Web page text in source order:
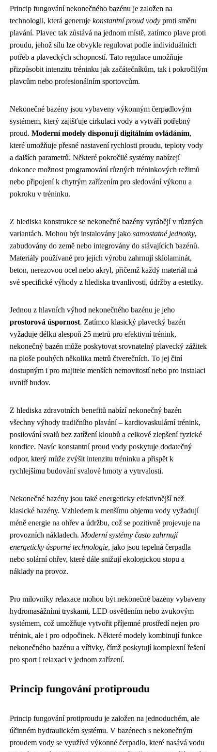
Princip fungování nekonečného bazénu je založen na
technologii, která generuje konstantní proud vody proti směru
plavání. Plavec tak zůstává na jednom místě, zatímco plave proti
proudu, jehož sílu lze obvykle regulovat podle individuálních
potřeb a plaveckých schopností. Tato regulace umožňuje
přizpůsobit intenzitu tréninku jak začátečníkům, tak i pokročilým
plavcům nebo profesionálním sportovcům.
Nekonečné bazény jsou vybaveny výkonným čerpadlovým
systémem, který zajišťuje cirkulaci vody a vytváří potřebný
proud. Moderní modely disponují digitálním ovládáním,
které umožňuje přesné nastavení rychlosti proudu, teploty vody
a dalších parametrů. Některé pokročilé systémy nabízejí
dokonce možnost programování různých tréninkových režimů
nebo připojení k chytrým zařízením pro sledování výkonu a
pokroku v tréninku.
Z hlediska konstrukce se nekonečné bazény vyrábějí v různých
variantách. Mohou být instalovány jako samostatné jednotky,
zabudovány do země nebo integrovány do stávajících bazénů.
Materiály používané pro jejich výrobu zahrnují sklolaminát,
beton, nerezovou ocel nebo akryl, přičemž každý materiál má
své specifické výhody z hlediska trvanlivosti, údržby a estetiky.
Jednou z hlavních výhod nekonečného bazénu je jeho
prostorová úspornost. Zatímco klasický plavecký bazén
vyžaduje délku alespoň 25 metrů pro efektivní trénink,
nekonečný bazén může poskytovat srovnatelný plavecký zážitek
na ploše pouhých několika metrů čtverečních. To jej činí
dostupným i pro majitele menších nemovitostí nebo pro instalaci
uvnitř budov.
Z hlediska zdravotních benefitů nabízí nekonečný bazén
všechny výhody tradičního plavání – kardiovaskulární trénink,
posilování svalů bez zatížení kloubů a celkové zlepšení fyzické
kondice. Navíc konstantní proud vody poskytuje dodatečný
odpor, který může zvýšit intenzitu tréninku a přispět k
rychlejšímu budování svalové hmoty a vytrvalosti.
Nekonečné bazény jsou také energeticky efektivnější než
klasické bazény. Vzhledem k menšímu objemu vody vyžadují
méně energie na ohřev a údržbu, což se pozitivně projevuje na
provozních nákladech. Moderní systémy často zahrnují
energeticky úsporné technologie, jako jsou tepelná čerpadla
nebo solární ohřev, které dále snižují ekologickou stopu a
náklady na provoz.
Pro milovníky relaxace mohou být nekonečné bazény vybaveny
hydromasážními tryskami, LED osvětlením nebo zvukovým
systémem, což umožňuje vytvořit příjemné prostředí nejen pro
trénink, ale i pro odpočinek. Některé modely kombinují funkce
nekonečného bazénu a vířivky, čímž poskytují komplexní řešení
pro sport i relaxaci v jednom zařízení.
Princip fungování protiproudu
Princip fungování protiproudu je založen na jednoduchém, ale
účinném hydraulickém systému. V bazénech s nekonečným
proudem vody se využívá výkonné čerpadlo, které nasává vodu